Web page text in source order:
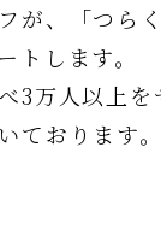
が、「つら
トします。
3万人以上を
ております。